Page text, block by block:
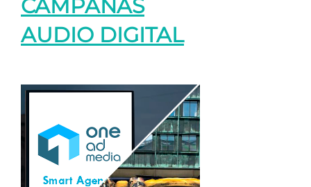
CAMPAÑAS
AUDIO DIGITAL